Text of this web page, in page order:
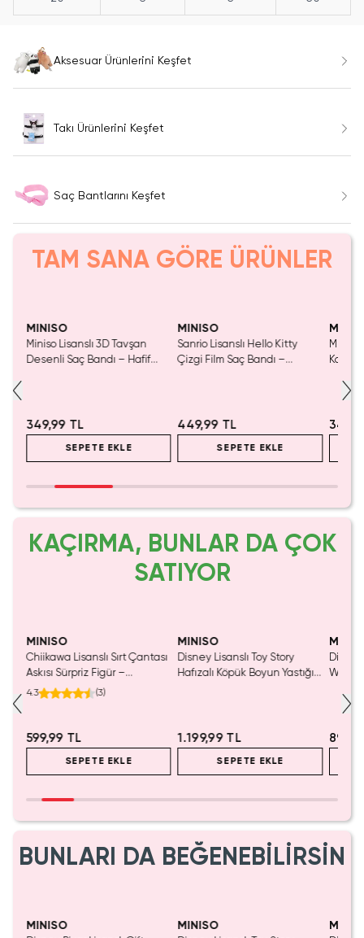
Aksesuar Ürünlerini Keşfet
Takı Ürünlerini Keşfet
Saç Bantlarını Keşfet
TAM SANA GÖRE ÜRÜNLER
MINISO
Miniso Lisanslı 3D Tavşan
Desenli Saç Bandı – Hafif
349,99 TL
SEPETE EKLE
MINISO
Sanrio Lisanslı Hello Kitty
Çizgi Film Saç Bandı –
449,99 TL
SEPETE EKLE
Miniso
Kalın
KAÇIRMA, BUNLAR DA ÇOK
SATIYOR
MINISO
Chiikawa Lisanslı Sırt Çantası
Askısı Sürpriz Figür –
Koleksiyonluk Blind Box
4.3 (3)
599,99 TL
SEPETE EKLE
MINISO
Disney Lisanslı Toy Story
Hafızalı Köpük Boyun Yastığı
1.199,99 TL
SEPETE EKLE
Disney
BUNLARI DA BEĞENEBİLİRSİN
MINISO MINISO